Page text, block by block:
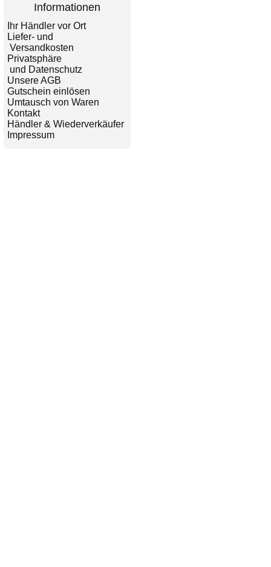
Informationen
Ihr Händler vor Ort
Liefer- und
Versandkosten
Privatsphäre
und Datenschutz
Unsere AGB
Gutschein einlösen
Umtausch von Waren
Kontakt
Händler & Wiederverkäufer
Impressum